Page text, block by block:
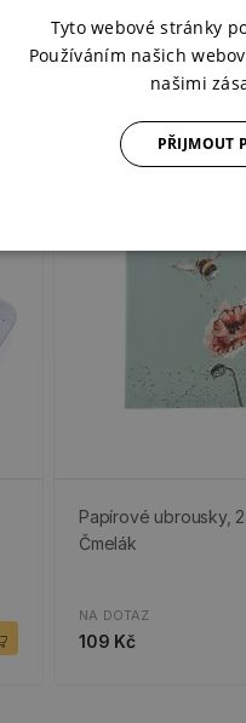
Papírové ubrousky,
Čmelák
NA DOTAZ
109 Kč
Tyto webové stránky
Používáním našich
našimi
PŘIJMOUT